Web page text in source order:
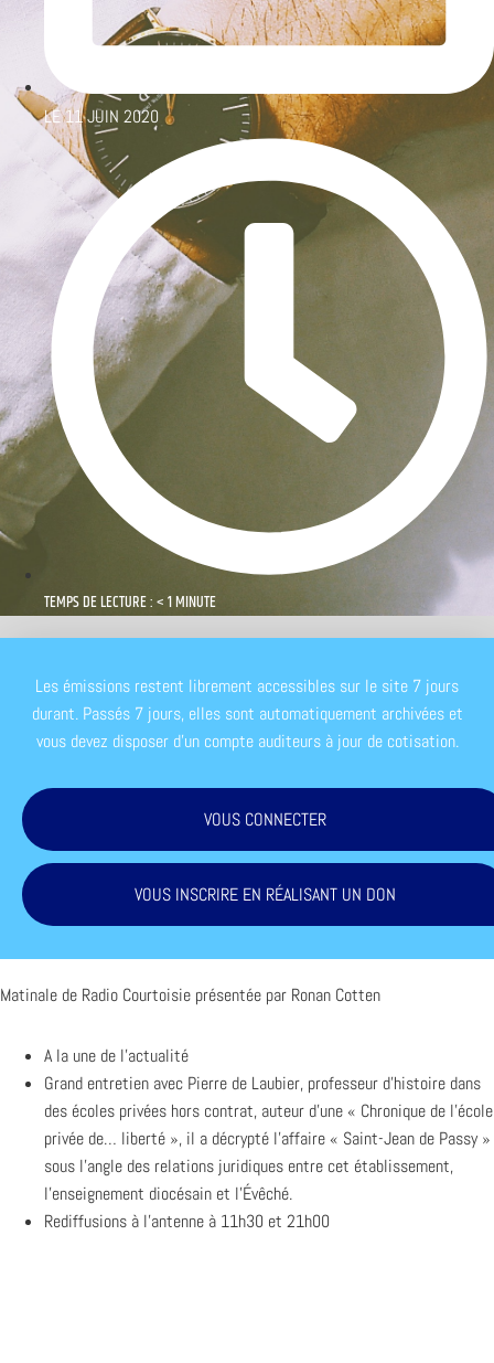
LE11 JUIN 2020
TEMPS DE LECTURE : < 1 MINUTE
Les émissions restent librement accessibles sur le site 7 jours
durant. Passés 7 jours, elles sont automatiquement archivées et
vous devez disposer d'un compte auditeurs à jour de cotisation.
VOUS CONNECTER
VOUS INSCRIRE EN RÉALISANT UN DON
Matinale de Radio Courtoisie présentée par Ronan Cotten
A la une de l’actualité
Grand entretien avec Pierre de Laubier, professeur d’histoire dans
des écoles privées hors contrat, auteur d’une « Chronique de l’école
privée de… liberté », il a décrypté l’affaire « Saint-Jean de Passy »
sous l’angle des relations juridiques entre cet établissement,
l’enseignement diocésain et l’Évêché.
Rediffusions à l’antenne à 11h30 et 21h00